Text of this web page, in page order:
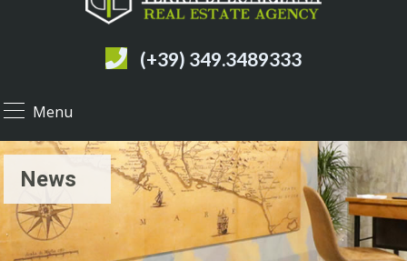
(+39) 349.3489333
Menu
News